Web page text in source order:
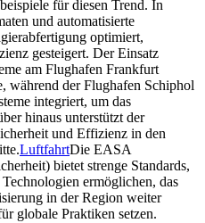
für diesen Trend. In
und automatisierte
optimiert,
gesteigert. Der Einsatz
am Flughafen Frankfurt
während der Flughafen Schiphol
integriert, um das
hinaus unterstützt der
und Effizienz in den
LuftfahrtDie EASA
bietet strenge Standards,
ermöglichen, das
in der Region weiter
globale Praktiken setzen.